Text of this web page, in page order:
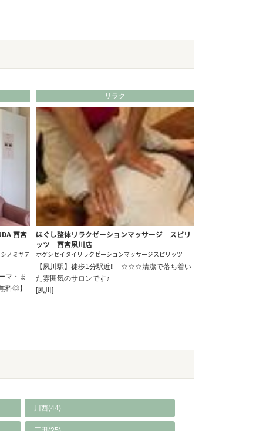
西宮
ノミヤテ
マ・ま
料◎】
リラク
ほぐし整体リラクゼーションマッサージ スピリ
ッツ 西宮夙川店
ホグシセイタイリラクゼーションマッサージスピリッツ
【夙川駅】徒歩1分駅近‼ ☆☆☆清潔で落ち着い
た雰囲気のサロンです♪
[夙川]
川西(44)